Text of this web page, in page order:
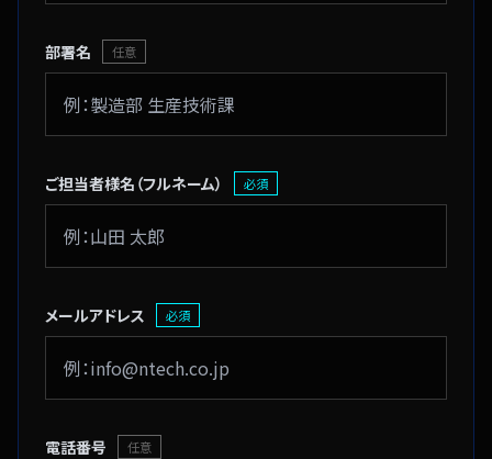
部署名 任意
ご担当者様名 （フルネーム） 必須
メールアドレス 必須
電話番号 任意